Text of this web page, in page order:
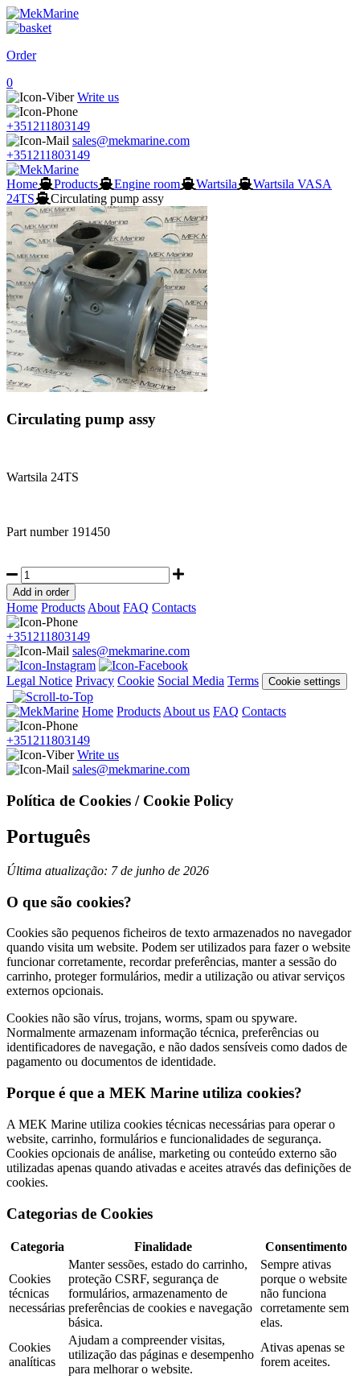
Order
0
Write us
+351211803149
sales@mekmarine.com
+351211803149
Home Products Engine room Wartsila
Wartsila VASA
24TS
Circulating pump assy
Circulating pump assy
Wartsila 24TS
Part number 191450
Home ProductsAbout FAQ Contacts
+351211803149
sales@mekmarine.com
Legal Notice Privacy Cookie Social Media Terms Cookie settings
Home ProductsAbout us FAQ Contacts
+351211803149
Write us
sales@mekmarine.com
Política de Cookies / Cookie Policy
Português
Última atualização: 7 de junho de 2026
O que são cookies?
Cookies são pequenos ficheiros de texto armazenados no navegador
quando visita um website. Podem ser utilizados para fazer o website
funcionar corretamente, recordar preferências, manter a sessão do
carrinho, proteger formulários, medir a utilização ou ativar serviços
externos opcionais.
Cookies não são vírus, trojans, worms, spam ou spyware.
Normalmente armazenam informação técnica, preferências ou
identificadores de navegação, e não dados sensíveis como dados de
pagamento ou documentos de identidade.
Porque é que a MEK Marine utiliza cookies?
A MEK Marine utiliza cookies técnicas necessárias para operar o
website, carrinho, formulários e funcionalidades de segurança.
Cookies opcionais de análise, marketing ou conteúdo externo são
utilizadas apenas quando ativadas e aceites através das definições de
cookies.
Categorias de Cookies
Categoria Finalidade Consentimento
Cookies
técnicas
necessárias
Manter sessões, estado do carrinho,
proteção CSRF, segurança de
formulários, armazenamento de
preferências de cookies e navegação
básica.
Sempre ativas
porque o website
não funciona
corretamente sem
elas.
Cookies
analíticas
Ajudam a compreender visitas,
utilização das páginas e desempenho
para melhorar o website.
Ativas apenas se
forem aceites.